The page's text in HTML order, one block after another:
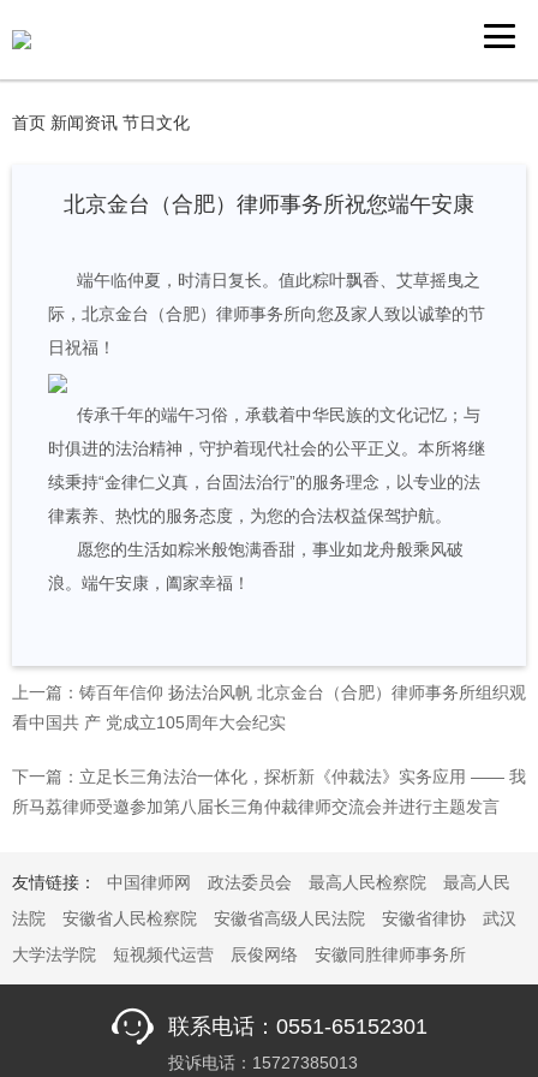
首页 新闻资讯 节日文化
北京金台（合肥）律师事务所祝您端午安康
端午临仲夏，时清日复长。值此粽叶飘香、艾草摇曳之
际，北京金台（合肥）律师事务所向您及家人致以诚挚的节
日祝福！
传承千年的端午习俗，承载着中华民族的文化记忆；与
时俱进的法治精神，守护着现代社会的公平正义。本所将继
续秉持“金律仁义真，台固法治行”的服务理念，以专业的法
律素养、热忱的服务态度，为您的合法权益保驾护航。
愿您的生活如粽米般饱满香甜，事业如龙舟般乘风破
浪。端午安康，阖家幸福！
上一篇：铸百年信仰 扬法治风帆 北京金台（合肥）律师事务所组织观
看中国共 产 党成立105周年大会纪实
下一篇：立足长三角法治一体化，探析新《仲裁法》实务应用 —— 我
所马荔律师受邀参加第八届长三角仲裁律师交流会并进行主题发言
友情链接： 中国律师网 政法委员会 最高人民检察院
最高人民
法院
安徽省人民检察院 安徽省高级人民法院 安徽省律协
武汉
大学法学院
短视频代运营 辰俊网络 安徽同胜律师事务所
联系电话：0551-65152301
投诉电话：15727385013